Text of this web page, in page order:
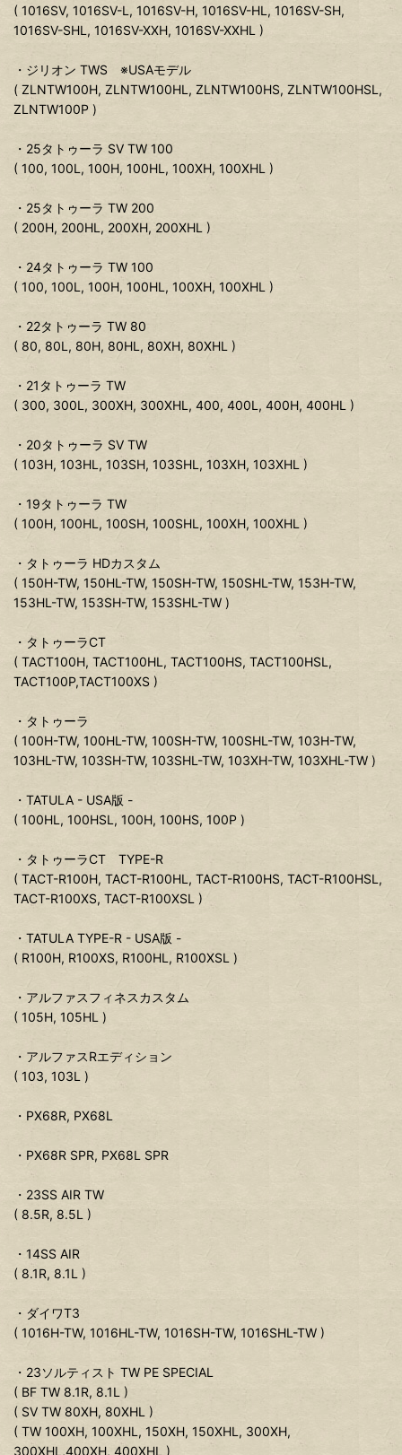
( 1016SV, 1016SV-L, 1016SV-H, 1016SV-HL, 1016SV-SH,
1016SV-SHL, 1016SV-XXH, 1016SV-XXHL )
・ジリオン TWS ※USAモデル
( ZLNTW100H, ZLNTW100HL, ZLNTW100HS, ZLNTW100HSL,
ZLNTW100P )
・25タトゥーラ SV TW 100
( 100, 100L, 100H, 100HL, 100XH, 100XHL )
・25タトゥーラ TW 200
( 200H, 200HL, 200XH, 200XHL )
・24タトゥーラ TW 100
( 100, 100L, 100H, 100HL, 100XH, 100XHL )
・22タトゥーラ TW 80
( 80, 80L, 80H, 80HL, 80XH, 80XHL )
・21タトゥーラ TW
( 300, 300L, 300XH, 300XHL, 400, 400L, 400H, 400HL )
・20タトゥーラ SV TW
( 103H, 103HL, 103SH, 103SHL, 103XH, 103XHL )
・19タトゥーラ TW
( 100H, 100HL, 100SH, 100SHL, 100XH, 100XHL )
・タトゥーラ HDカスタム
( 150H-TW, 150HL-TW, 150SH-TW, 150SHL-TW, 153H-TW,
153HL-TW, 153SH-TW, 153SHL-TW )
・タトゥーラCT
( TACT100H, TACT100HL, TACT100HS, TACT100HSL,
TACT100P,TACT100XS )
・タトゥーラ
( 100H-TW, 100HL-TW, 100SH-TW, 100SHL-TW, 103H-TW,
103HL-TW, 103SH-TW, 103SHL-TW, 103XH-TW, 103XHL-TW )
・TATULA - USA版 -
( 100HL, 100HSL, 100H, 100HS, 100P )
・タトゥーラCT TYPE-R
( TACT-R100H, TACT-R100HL, TACT-R100HS, TACT-R100HSL,
TACT-R100XS, TACT-R100XSL )
・TATULA TYPE-R - USA版 -
( R100H, R100XS, R100HL, R100XSL )
・アルファスフィネスカスタム
( 105H, 105HL )
・アルファスRエディション
( 103, 103L )
・PX68R, PX68L
・PX68R SPR, PX68L SPR
・23SS AIR TW
( 8.5R, 8.5L )
・14SS AIR
( 8.1R, 8.1L )
・ダイワT3
( 1016H-TW, 1016HL-TW, 1016SH-TW, 1016SHL-TW )
・23ソルティスト TW PE SPECIAL
( BF TW 8.1R, 8.1L )
( SV TW 80XH, 80XHL )
( TW 100XH, 100XHL, 150XH, 150XHL, 300XH,
300XHL,400XH, 400XHL )